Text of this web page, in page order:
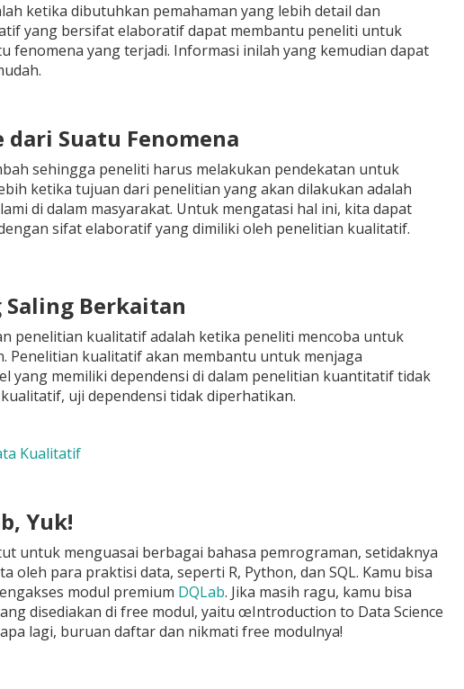
ketika dibutuhkan pemahaman yang lebih detail dan
yang bersifat elaboratif dapat membantu peneliti untuk
fenomena yang terjadi. Informasi inilah yang kemudian dapat
Suatu Fenomena
sehingga peneliti harus melakukan pendekatan untuk
ketika tujuan dari penelitian yang akan dilakukan adalah
di dalam masyarakat. Untuk mengatasi hal ini, kita dapat
sifat elaboratif yang dimiliki oleh penelitian kualitatif.
Berkaitan
penelitian kualitatif adalah ketika peneliti mencoba untuk
Penelitian kualitatif akan membantu untuk menjaga
yang memiliki dependensi di dalam penelitian kuantitatif tidak
uji dependensi tidak diperhatikan.
Kualitatif
Yuk!
untuk menguasai berbagai bahasa pemrograman, setidaknya
para praktisi data, seperti R, Python, dan SQL. Kamu bisa
modul premium DQLab. Jika masih ragu, kamu bisa
disediakan di free modul, yaitu œIntroduction to Data Science
lagi, buruan daftar dan nikmati free modulnya!